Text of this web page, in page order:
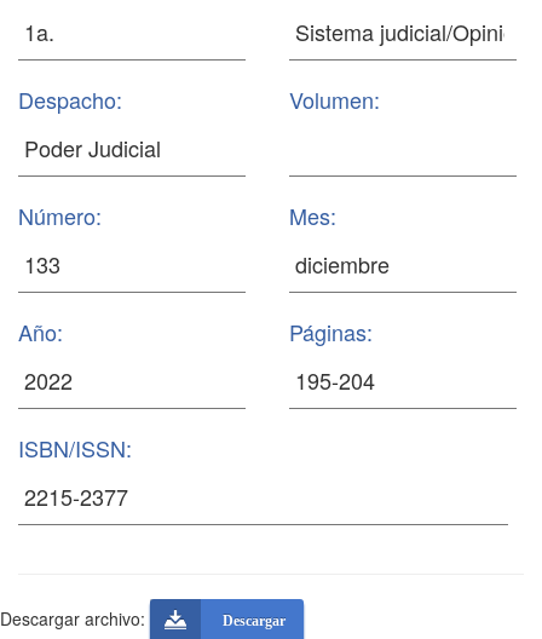
Despacho: Volumen:
Número: Mes:
Año: Páginas:
ISBN/ISSN:
Descargar archivo: Descargar